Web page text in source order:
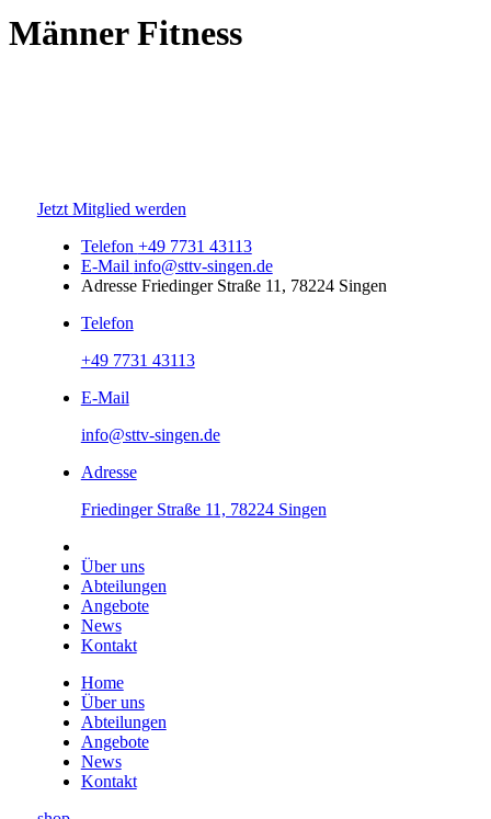
Männer Fitness
Jetzt Mitglied werden
Telefon +49 7731 43113
E-Mail info@sttv-singen.de
Adresse Friedinger Straße 11, 78224 Singen
Telefon
+49 7731 43113
E-Mail
info@sttv-singen.de
Adresse
Friedinger Straße 11, 78224 Singen
Über uns
Abteilungen
Angebote
News
Kontakt
Home
Über uns
Abteilungen
Angebote
News
Kontakt